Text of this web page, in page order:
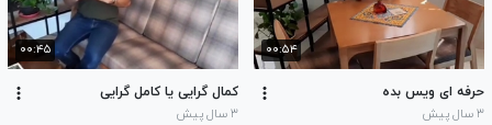
۰۰:۵۴
حرفه ای ویس بده
۳ سال پیش
۰۰:۴۵
کمال گرایی یا کامل گرایی
۳ سال پیش